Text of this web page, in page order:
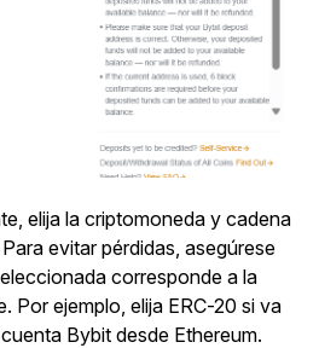
elija la criptomoneda y cadena
evitar pérdidas, asegúrese
corresponde a la
Por ejemplo, elija ERC-20 si va
Bybit desde Ethereum.